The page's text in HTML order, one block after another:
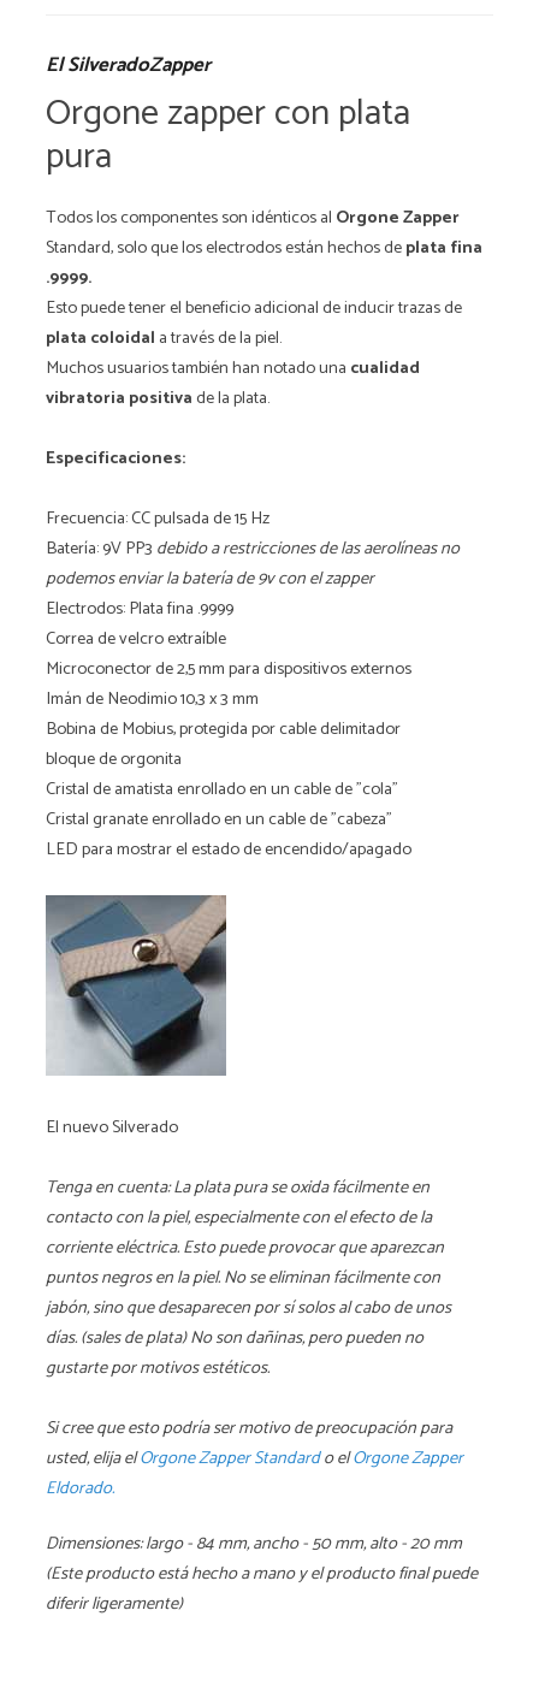
El SilveradoZapper
Orgone zapper con plata
pura
Todos los componentes son idénticos al Orgone Zapper
Standard, solo que los electrodos están hechos deplata fina
.9999.
Esto puede tener el beneficio adicional de inducir trazas de
plata coloidal a través de la piel.
Muchos usuarios también han notado una cualidad
vibratoria positivade la plata.
Especificaciones:
Frecuencia: CC pulsada de 15 Hz
Batería: 9V PP3 debido a restricciones de las aerolíneas no
podemos enviar la batería de 9v con el zapper
Electrodos: Plata fina .9999
Correa de velcro extraíble
Microconector de 2,5 mm para dispositivos externos
Imán de Neodimio 10,3 x 3 mm
Bobina de Mobius, protegida por cable delimitador
bloque de orgonita
Cristal de amatista enrollado en un cable de "cola"
Cristal granate enrollado en un cable de "cabeza"
LED para mostrar el estado de encendido/apagado
El nuevo Silverado
Tenga en cuenta: La plata pura se oxida fácilmente en
contacto con la piel, especialmente con el efecto de la
corriente eléctrica. Esto puede provocar que aparezcan
puntos negros en la piel. No se eliminan fácilmente con
jabón, sino que desaparecen por sí solos al cabo de unos
días. (sales de plata) No son dañinas, pero pueden no
gustarte por motivos estéticos.
Si cree que esto podría ser motivo de preocupación para
usted, elija elOrgone Zapper Standardo elOrgone Zapper
Eldorado.
Dimensiones: largo - 84 mm, ancho - 50 mm, alto - 20 mm
(Este producto está hecho a mano y el producto final puede
diferir ligeramente)